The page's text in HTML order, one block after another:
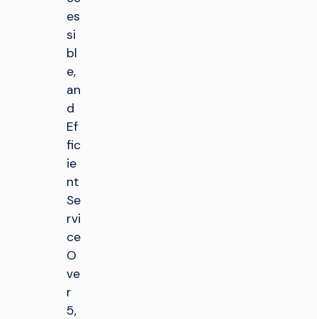
es
si
bl
e,
an
d
Ef
fic
ie
nt
Se
rvi
ce
O
ve
r
5,